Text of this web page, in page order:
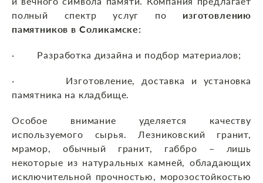
полный спектр услуг по изготовлению
памятников в Соликамске:
· Разработка дизайна и подбор материалов;
· Изготовление, доставка и установка
памятника на кладбище.
Особое внимание уделяется качеству
используемого сырья. Лезниковский гранит,
мрамор, обычный гранит, габбро – лишь
некоторые из натуральных камней, обладающих
исключительной прочностью, морозостойкостью